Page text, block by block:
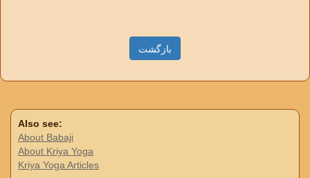
بازگشت
Also see:
About Babaji
About Kriya Yoga
Kriya Yoga Articles